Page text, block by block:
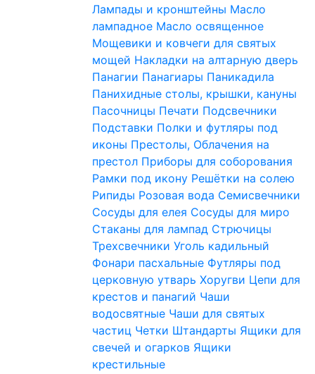
Лампады и кронштейны Масло
лампадное Масло освященное
Мощевики и ковчеги для святых
мощей Накладки на алтарную дверь
Панагии Панагиары Паникадила
Панихидные столы, крышки, кануны
Пасочницы Печати Подсвечники
Подставки Полки и футляры под
иконы Престолы, Облачения на
престол Приборы для соборования
Рамки под икону Решётки на солею
Рипиды Розовая вода Семисвечники
Сосуды для елея Сосуды для миро
Стаканы для лампад Стрючицы
Трехсвечники Уголь кадильный
Фонари пасхальные Футляры под
церковную утварь Хоругви Цепи для
крестов и панагий Чаши
водосвятные Чаши для святых
частиц Четки Штандарты Ящики для
свечей и огарков Ящики
крестильные